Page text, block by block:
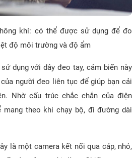
khí: có thể được sử dụng để đo
độ môi trường và độ ẩm
dụng với dây đeo tay, cảm biến này
người đeo liên tục để giúp bạn cải
Nhờ cấu trúc chắc chắn của điện
mang theo khi chạy bộ, đi đường dài
là một camera kết nối qua cáp, nhỏ,